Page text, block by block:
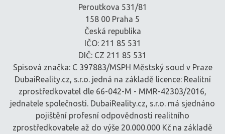
Peroutkova 531/81
158 00 Praha 5
Česká republika
IČO: 211 85 531
DIČ: CZ 211 85 531
Spisová značka: C 397883/MSPH Městský soud v Praze
DubaiReality.cz, s.r.o. jedná na základě licence: Realitní
zprostředkovatel dle 66-042-M - MMR-42303/2016,
jednatele společnosti. DubaiReality.cz, s.r.o. má sjednáno
pojištění profesní odpovědnosti realitního
zprostředkovatele až do výše 20.000.000 Kč na základě